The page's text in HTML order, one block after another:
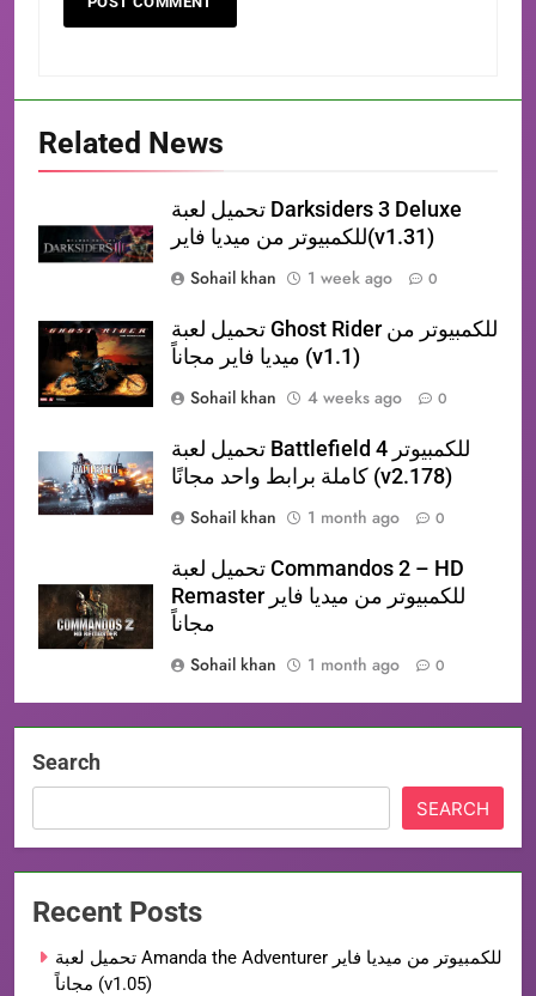
Related News
تحميل لعبة Darksiders 3 Deluxe
للكمبيوتر من ميديا فاير(v1.31)
Sohail khan
1 week ago 0
تحميل لعبة Ghost Rider للكمبيوتر من
ميديا فاير مجاناً (v1.1)
Sohail khan
4 weeks ago 0
تحميل لعبة Battlefield 4 للكمبيوتر
كاملة برابط واحد مجانًا (v2.178)
Sohail khan
1 month ago 0
تحميل لعبة Commandos 2 – HD
Remaster للكمبيوتر من ميديا فاير
مجاناً
Sohail khan
1 month ago 0
Search
SEARCH
Recent Posts
تحميل لعبة Amanda the Adventurer للكمبيوتر من ميديا فاير
مجاناً (v1.05)